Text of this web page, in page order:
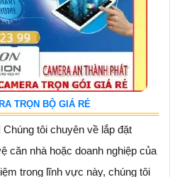
TRỌN BỘ GIÁ RẺ
tôi chuyên về lắp đặt
căn nhà hoặc doanh nghiệp của
trong lĩnh vực này, chúng tôi